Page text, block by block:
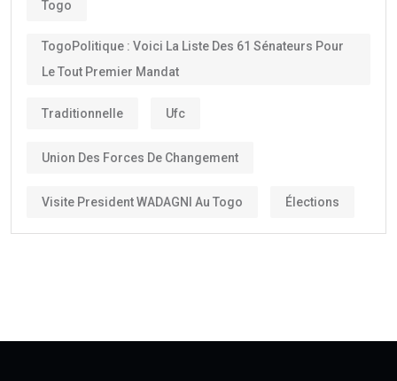
Togo
TogoPolitique : Voici La Liste Des 61 Sénateurs Pour
Le Tout Premier Mandat
Traditionnelle Ufc
Union Des Forces De Changement
Visite President WADAGNI Au Togo Élections